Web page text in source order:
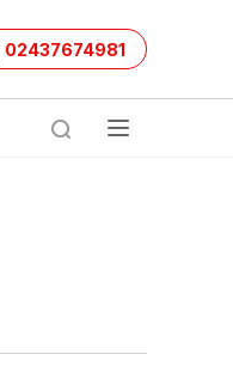
02437674981